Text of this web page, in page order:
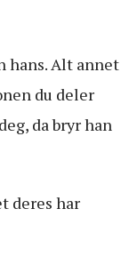
hans. Alt annet
du deler
da bryr han
deres har